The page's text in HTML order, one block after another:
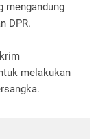
mengandung
DPR.
melakukan